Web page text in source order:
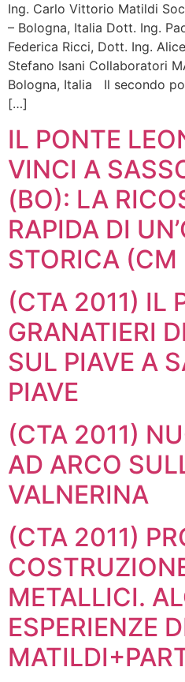
Ing. Carlo Vittorio Matildi
– Bologna, Italia Dott. Ing.
Federica Ricci, Dott. Ing.
Stefano Isani Collaboratori
Bologna, Italia Il secondo
[…]
IL PONTE
VINCI A
(BO): LA
RAPIDA DI
STORICA
(CTA 2011) IL
GRANATIERI
SUL PIAVE A
PIAVE
(CTA 2011)
AD ARCO
VALNERINA
(CTA 2011)
METALLICI.
ESPERIENZE